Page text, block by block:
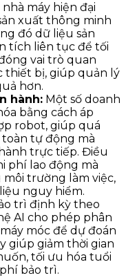
nhà máy hiện đại
xuất thông minh
đó dữ liệu sản
tích liên tục để tối
vai trò quan
thiết bị, giúp quản lý
hơn.
hành: Một số doanh
bằng cách áp
robot, giúp quá
tự động mà
trực tiếp. Điều
phí lao động mà
trường làm việc,
nguy hiểm.
trì định kỳ theo
AI cho phép phân
móc để dự đoán
giúp giảm thời gian
tối ưu hóa tuổi
bảo trì.